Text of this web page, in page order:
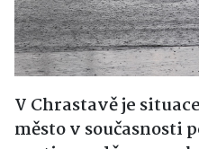
V Chrastavě je
město v současnosti